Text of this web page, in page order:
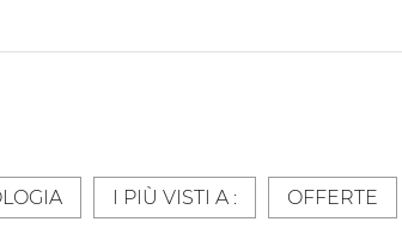
I PIÙ VISTI A : OFFERTE